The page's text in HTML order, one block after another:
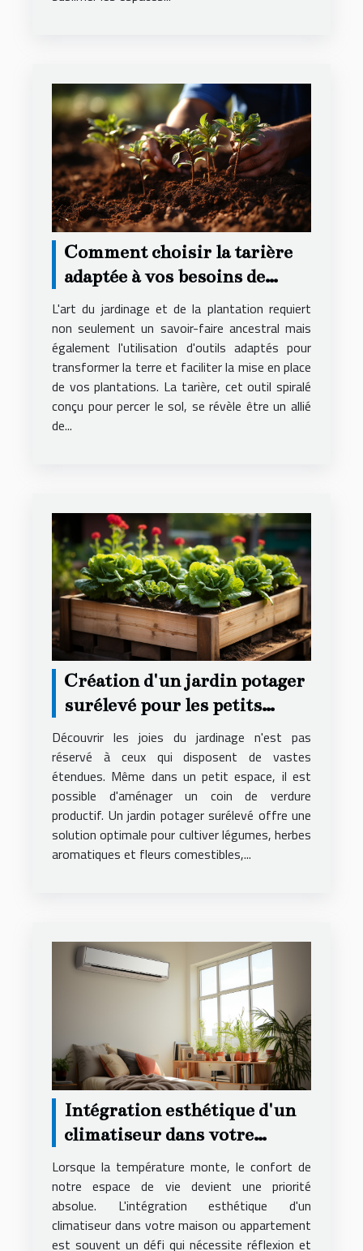
Comment choisir la tarière
adaptée à vos besoins de
jardinage et de plantation
L'art du jardinage et de la plantation requiert
non seulement un savoir-faire ancestral mais
également l'utilisation d'outils adaptés pour
transformer la terre et faciliter la mise en place
de vos plantations. La tarière, cet outil spiralé
conçu pour percer le sol, se révèle être un allié
de...
Création d'un jardin potager
surélevé pour les petits
espaces
Découvrir les joies du jardinage n'est pas
réservé à ceux qui disposent de vastes
étendues. Même dans un petit espace, il est
possible d'aménager un coin de verdure
productif. Un jardin potager surélevé offre une
solution optimale pour cultiver légumes, herbes
aromatiques et fleurs comestibles,...
Intégration esthétique d'un
climatiseur dans votre
espace de vie
Lorsque la température monte, le confort de
notre espace de vie devient une priorité
absolue. L'intégration esthétique d'un
climatiseur dans votre maison ou appartement
est souvent un défi qui nécessite réflexion et